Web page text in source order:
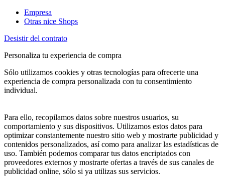
Empresa
Otras nice Shops
Desistir del contrato
Personaliza tu experiencia de compra
Sólo utilizamos cookies y otras tecnologías para ofrecerte una
experiencia de compra personalizada con tu consentimiento
individual.
Para ello, recopilamos datos sobre nuestros usuarios, su
comportamiento y sus dispositivos. Utilizamos estos datos para
optimizar constantemente nuestro sitio web y mostrarte publicidad y
contenidos personalizados, así como para analizar las estadísticas de
uso. También podemos comparar tus datos encriptados con
proveedores externos y mostrarte ofertas a través de sus canales de
publicidad online, sólo si ya utilizas sus servicios.